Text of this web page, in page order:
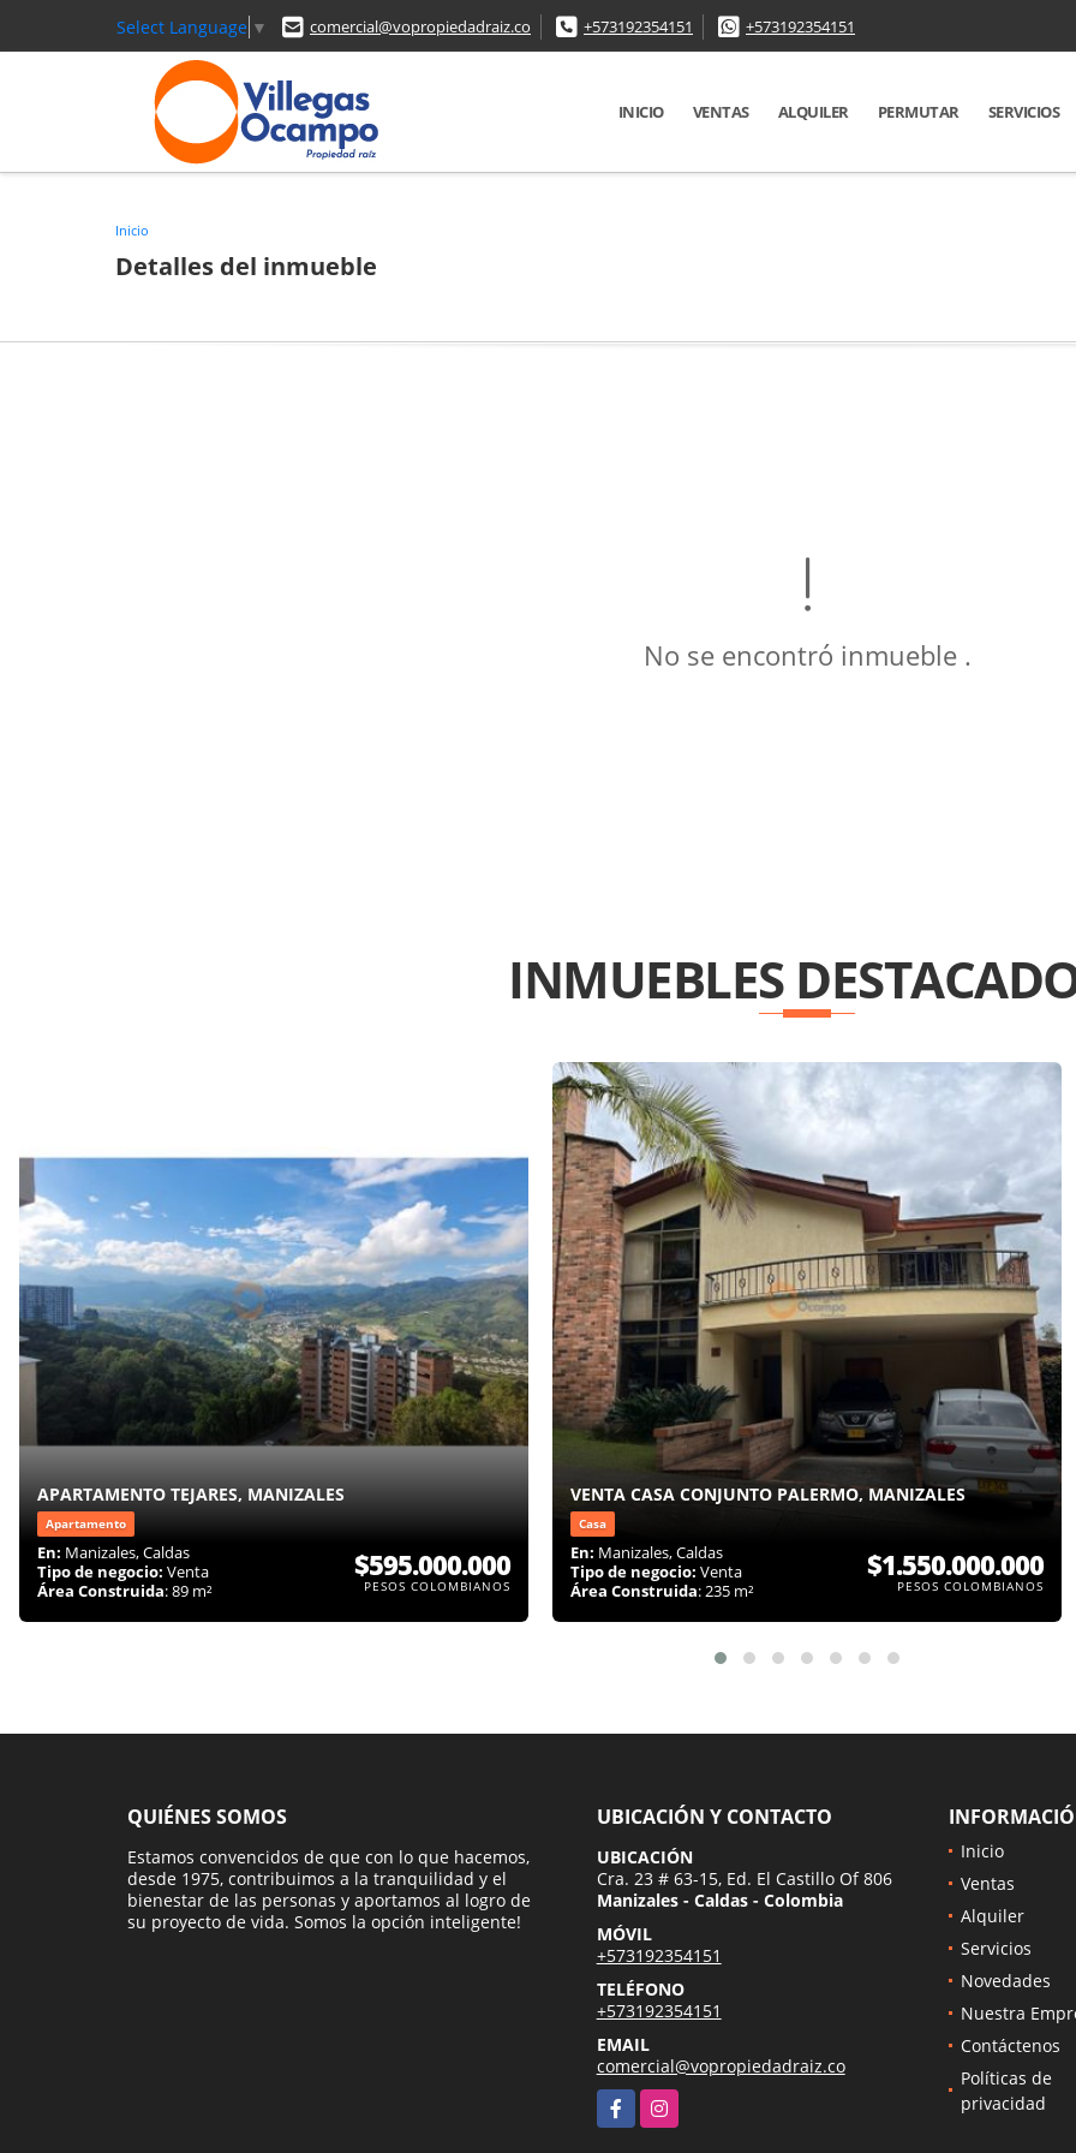
Select Language ▼ comercial@vopropiedadraiz.co +573192354151 +573192354151
INICIO VENTAS ALQUILER PERMUTAR SERVICIOS
Inicio
Detalles del inmueble
No se encontró inmueble .
INMUEBLES
APARTAMENTO TEJARES, MANIZALES
Apartamento
En: Manizales, Caldas
Tipo de negocio: Venta
Área Construida: 89 m²
$595.000.000
PESOS COLOMBIANOS
VENTA CASA CONJUNTO PALERMO, MANIZALES
Casa
En: Manizales, Caldas
Tipo de negocio: Venta
Área Construida: 235 m²
$1.550.000.000
PESOS COLOMBIANOS
QUIÉNES SOMOS
Estamos convencidos de que con lo que hacemos,
desde 1975, contribuimos a la tranquilidad y el
bienestar de las personas y aportamos al logro de
su proyecto de vida. Somos la opción inteligente!
UBICACIÓN Y CONTACTO
UBICACIÓN
Cra. 23 # 63-15, Ed. El Castillo Of 806
Manizales - Caldas - Colombia
MÓVIL
+573192354151
TELÉFONO
+573192354151
EMAIL
comercial@vopropiedadraiz.co
FacebookInstagram
Inicio
Ventas
Alquiler
Servicios
Novedades
Nuestra
Contáctenos
Políticas de
privacidad